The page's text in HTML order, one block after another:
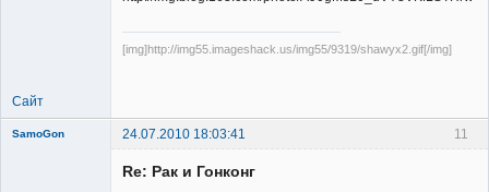
[img]http://img55.imageshack.us/img55/9319/shawyx2.gif[/img]
Сайт
11
SamoGon 24.07.2010 18:03:41
Re: Рак и Гонконг